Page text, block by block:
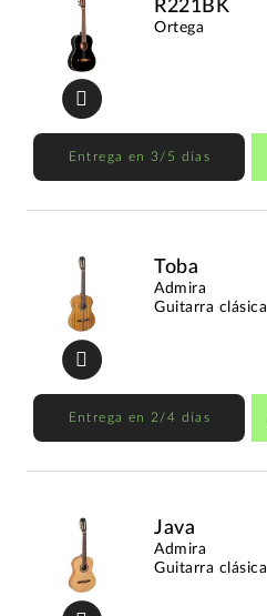
R221BK
Ortega
Entrega en 3/5 días
Toba
Admira
Guitarra clásica
Entrega en 2/4 días
Java
Admira
Guitarra clásica